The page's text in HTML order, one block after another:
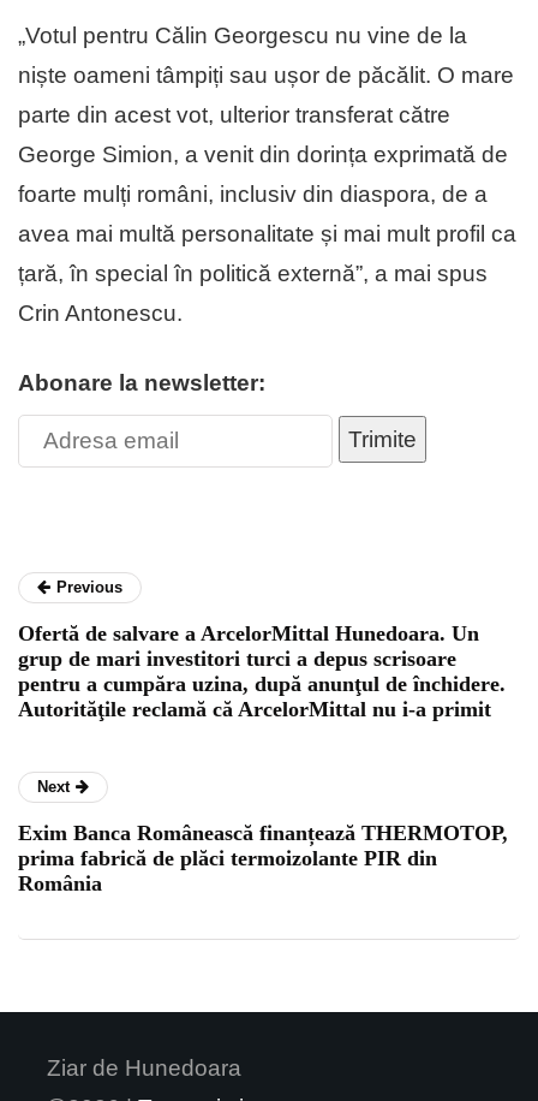
„Votul pentru Călin Georgescu nu vine de la
niște oameni tâmpiți sau ușor de păcălit. O mare
parte din acest vot, ulterior transferat către
George Simion, a venit din dorința exprimată de
foarte mulți români, inclusiv din diaspora, de a
avea mai multă personalitate și mai mult profil ca
țară, în special în politică externă”, a mai spus
Crin Antonescu.
Abonare la newsletter:
Trimite
Previous
Ofertă de salvare a ArcelorMittal Hunedoara. Un
grup de mari investitori turci a depus scrisoare
pentru a cumpăra uzina, după anunţul de închidere.
Autorităţile reclamă că ArcelorMittal nu i-a primit
Next
Exim Banca Românească finanțează THERMOTOP,
prima fabrică de plăci termoizolante PIR din
România
Ziar de Hunedoara